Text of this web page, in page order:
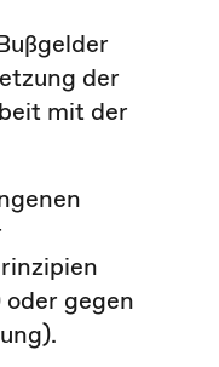
der
mit der
gegen